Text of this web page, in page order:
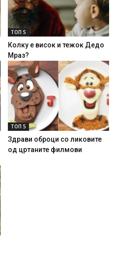
ТОП 5
Колку е висок и тежок Дедо
Мраз?
ТОП 5
Здрави оброци со ликовите
од цртаните филмови